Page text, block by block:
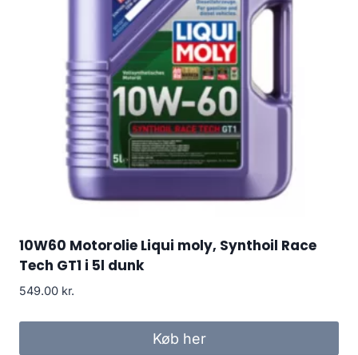
10W60 Motorolie Liqui moly, Synthoil Race
Tech GT1 i 5l dunk
549.00 kr.
Køb her